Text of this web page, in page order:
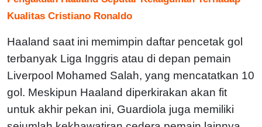
Kualitas Cristiano Ronaldo
Haaland saat ini memimpin daftar pencetak gol
terbanyak Liga Inggris atau di depan pemain
Liverpool Mohamed Salah, yang mencatatkan 10
gol. Meskipun Haaland diperkirakan akan fit
untuk akhir pekan ini, Guardiola juga memiliki